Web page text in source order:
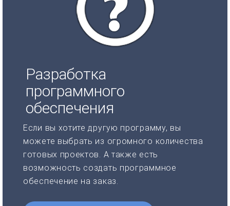
Разработка
программного
обеспечения
Если вы хотите другую программу, вы
можете выбрать из огромного количества
готовых проектов. А также есть
возможность создать программное
обеспечение на заказ.